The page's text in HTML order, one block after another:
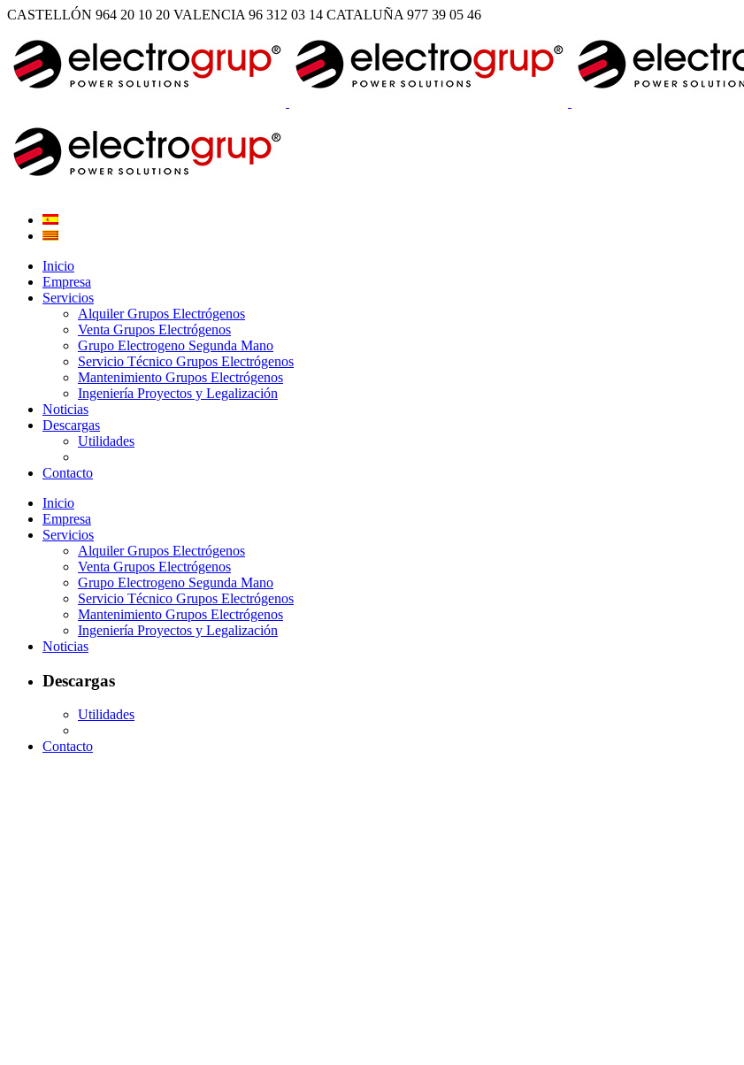
CASTELLÓN 964 20 10 20 VALENCIA 96 312 03 14 CATALUÑA 977 39 05 46
Inicio
Empresa
Servicios
Alquiler Grupos Electrógenos
Venta Grupos Electrógenos
Grupo Electrogeno Segunda Mano
Servicio Técnico Grupos Electrógenos
Mantenimiento Grupos Electrógenos
Ingeniería Proyectos y Legalización
Noticias
Descargas
Utilidades
Contacto
Inicio
Empresa
Servicios
Alquiler Grupos Electrógenos
Venta Grupos Electrógenos
Grupo Electrogeno Segunda Mano
Servicio Técnico Grupos Electrógenos
Mantenimiento Grupos Electrógenos
Ingeniería Proyectos y Legalización
Noticias
Descargas
Utilidades
Contacto